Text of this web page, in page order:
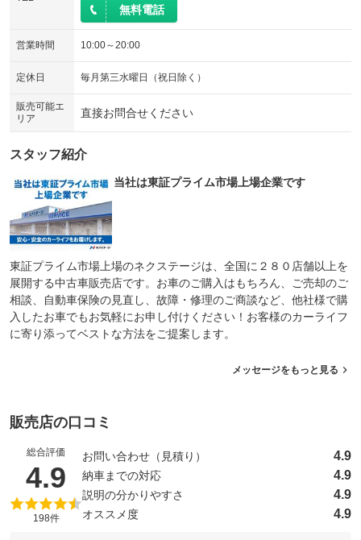
無料電話
営業時間 10:00～20:00
定休日 毎月第三水曜日（祝日除く）
販売可能エ
リア
直接お問合せください
スタッフ紹介
当社は東証プライム市場上場企業です
東証プライム市場上場のネクステージは、全国に２８０店舗以上を
展開する中古車販売店です。お車のご購入はもちろん、ご売却のご
相談、自動車保険の見直し、故障・修理のご商談など、他社様で購
入したお車でもお気軽にお申し付けください！お客様のカーライフ
に寄り添ってベストな方法をご提案します。
メッセージをもっと見る
販売店の口コミ
総合評価
4.9 （5点満点中）
198件
お問い合わせ（見積り） 4.9
納車までの対応 4.9
説明の分かりやすさ 4.9
オススメ度 4.9